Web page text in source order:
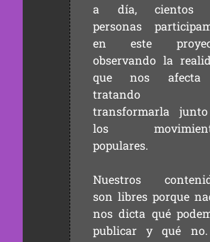
a día, cientos
personas
en este
observando la
que nos
tratando
transformarla
los
populares.
Nuestros
son libres porque
nos dicta qué
publicar y qué